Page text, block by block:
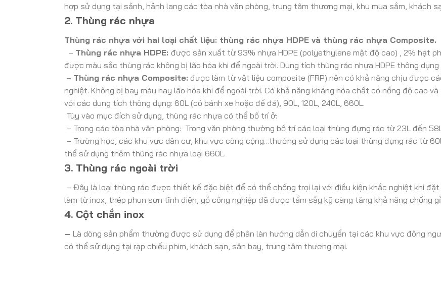
hợp sử dụng tại sảnh, hảnh lang các tòa nhà văn phòng, trung tâm thương mại, khu mua sắm, khách
2. Thùng rác nhựa
Thùng rác nhựa với hai loại chất liệu: thùng rác nhựa HDPE và thùng rác nhựa Composite.
– Thùng rác nhựa HDPE: được sản xuất từ 93% nhựa HDPE (polyethylene mật độ cao) , 2% hạt
được màu sắc thùng rác không bị lão hóa khi để ngoài trời. Dung tích thùng rác nhựa HDPE thông dụng
– Thùng rác nhựa Composite: được làm từ vật liệu composite (FRP) nên có khả năng chịu được
nghiệt. Không bị bay màu hay lão hóa khi để ngoài trời. Có khả năng kháng hóa chất có nồng độ cao
với các dung tích thông dụng: 60L (có bánh xe hoặc đế đá), 90L, 120L, 240L, 660L.
Tùy vào mục đích sử dụng, thùng rác nhựa có thể bố trí ở:
– Trong các tòa nhà văn phòng: Trong văn phòng thường bố trí các loại thùng đựng rác từ 23L đến
– Trường học, các khu vực dân cư, khu vực công cộng…thường sử dụng các loại thùng đựng rác từ
thể sử dụng thêm thùng rác nhựa loại 660L.
3. Thùng rác ngoài trời
– Đây là loại thùng rác được thiết kế đặc biệt để có thể chống trọi lại với điều kiện khắc nghiệt khi
làm từ inox, thép phun sơn tĩnh điện, gỗ công nghiệp đã được tẩm sẫy kỹ càng tăng khả năng chống
4. Cột chắn inox
– Là dòng sản phẩm thường được sử dụng để phân làn hướng dẫn di chuyển tại các khu vực đông
có thể sử dụng tại rạp chiếu phim, khách sạn, sân bay, trung tâm thương mại.